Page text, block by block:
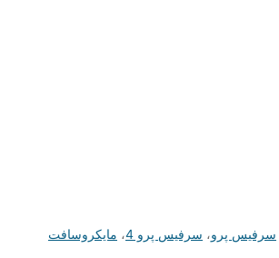
سرفیس پرو، سرفیس پرو 4 ، مایکروسافت